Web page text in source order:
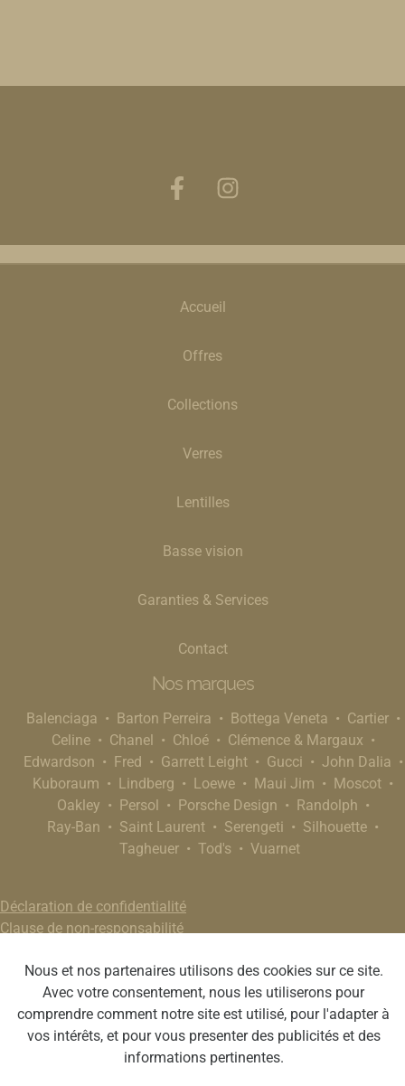
Accueil
Offres
Collections
Verres
Lentilles
Basse vision
Garanties & Services
Contact
Nos marques
Balenciaga Barton Perreira Bottega Veneta
Cartier
Celine
Chanel Chloé
Clémence & Margaux
Edwardson
Fred Garrett Leight Gucci
John Dalia
Kuboraum
Lindberg Loewe Maui Jim
Moscot
Oakley
Persol Porsche Design
Randolph
Ray-Ban
Saint Laurent Serengeti
Silhouette
Tagheuer
Tod's Vuarnet
Déclaration de confidentialité
Clause de non-responsabilité
Nous et nos partenaires utilisons des cookies sur ce site.
Avec votre consentement, nous les utiliserons pour
comprendre comment notre site est utilisé, pour l'adapter à
vos intérêts, et pour vous presenter des publicités et des
informations pertinentes.